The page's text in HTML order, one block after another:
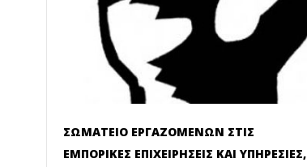
ΣΩΜΑΤΕΙΟ ΕΡΓΑΖΟΜΕΝΩΝ ΣΤΙΣ
ΕΜΠΟΡΙΚΕΣ ΕΠΙΧΕΙΡΗΣΕΙΣ ΚΑΙ ΥΠΗΡΕΣΙΕΣ,